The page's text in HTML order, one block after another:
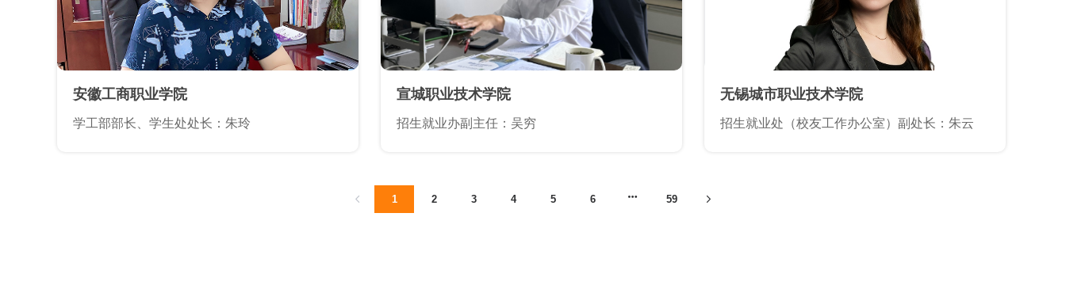
安徽工商职业学院
学工部部长、学生处处长：朱玲
宣城职业技术学院
招生就业办副主任：吴穷
无锡城市职业技术学院
招生就业处（校友工作办公室）副处长：朱云
1 2 3 4 5 6 59